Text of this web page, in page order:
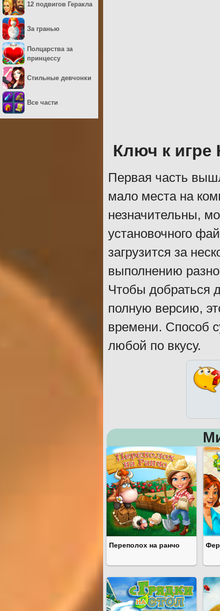
Ключ к игре
Первая часть
мало места на
незначительны,
установочного
загрузится за
выполнению
Чтобы добраться
полную версию,
времени. Способ
любой по вкусу.
Переполох на ранчо
12 подвигов Геракла
За гранью
Полцарства за
принцессу
Стильные девчонки
Все части